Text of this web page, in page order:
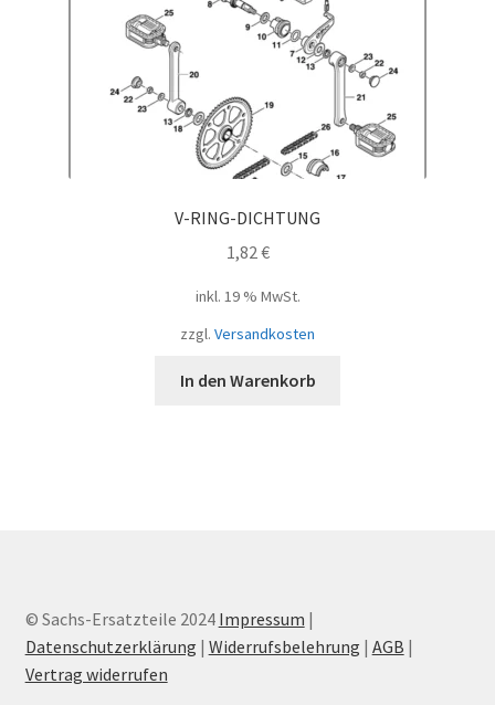
V-RING-DICHTUNG
1,82 €
inkl. 19 % MwSt.
zzgl. Versandkosten
In den Warenkorb
© Sachs-Ersatzteile 2024 Impressum |
Datenschutzerklärung | Widerrufsbelehrung | AGB |
Vertrag widerrufen